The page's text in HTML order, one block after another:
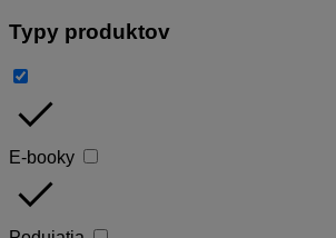
Typy produktov
done
E-booky
done